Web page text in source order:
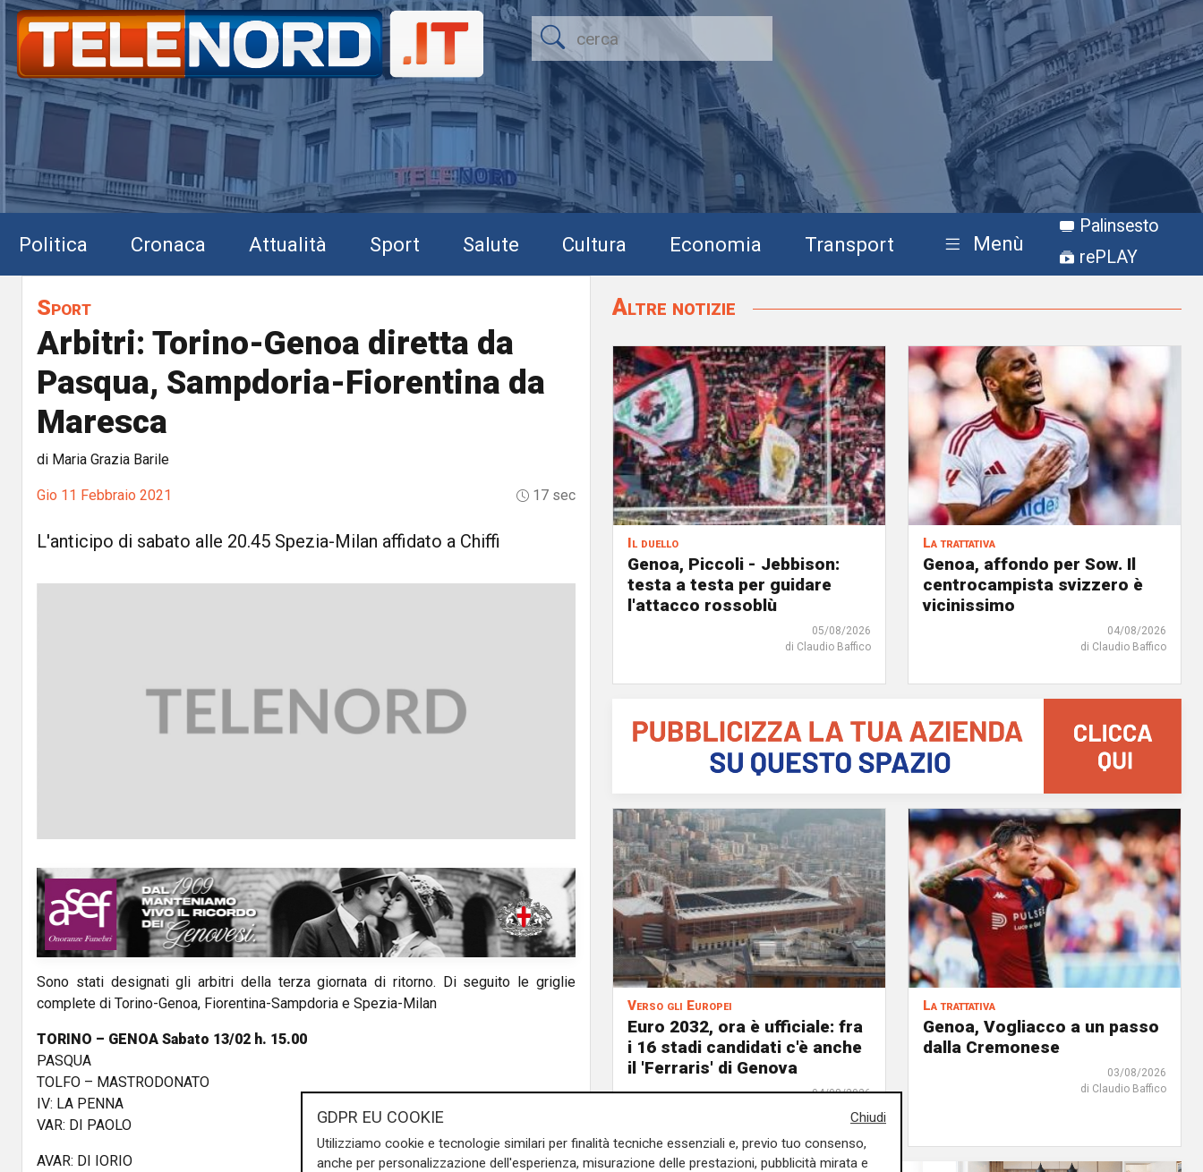
Politica Cronaca Attualità Sport Salute Cultura Economia Transport Menù
Palinsesto
rePLAY
Sport
Arbitri: Torino-Genoa diretta da
Pasqua, Sampdoria-Fiorentina da
Maresca
di Maria Grazia Barile
Gio 11 Febbraio 2021 17 sec
L'anticipo di sabato alle 20.45 Spezia-Milan affidato a Chiffi
Sono stati designati gli arbitri della terza giornata di ritorno. Di seguito le griglie
complete di Torino-Genoa, Fiorentina-Sampdoria e Spezia-Milan
TORINO – GENOA Sabato 13/02 h. 15.00
PASQUA
TOLFO – MASTRODONATO
IV: LA PENNA
VAR: DI PAOLO
AVAR: DI IORIO
Altre notizie
Il duello
Genoa, Piccoli - Jebbison:
testa a testa per guidare
l'attacco rossoblù
05/08/2026
di Claudio Baffico
La trattativa
Genoa, affondo per Sow. Il
centrocampista svizzero è
vicinissimo
04/08/2026
di Claudio Baffico
Verso gli Europei
Euro 2032, ora è ufficiale: fra
i 16 stadi candidati c'è anche
il 'Ferraris' di Genova
04/08/2026
di Redazione Sport
La trattativa
Genoa, Vogliacco a un passo
dalla Cremonese
03/08/2026
di Claudio Baffico
Chiudi
GDPR EU COOKIE
Utilizziamo cookie e tecnologie similari per finalità tecniche essenziali e, previo tuo consenso,
anche per personalizzazione dell'esperienza, misurazione delle prestazioni, pubblicità mirata e